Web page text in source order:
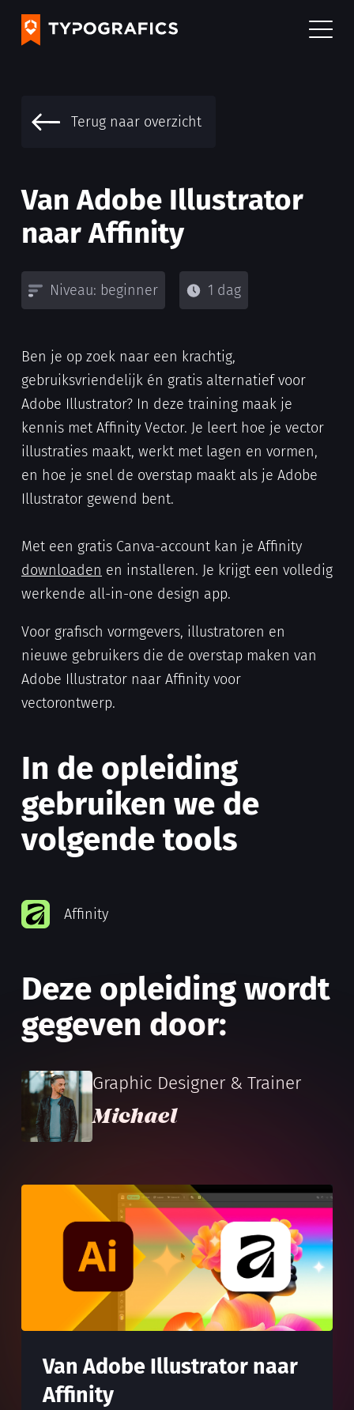
Terug naar overzicht
Van Adobe Illustrator
naar Affinity
Niveau: beginner 1 dag
Ben je op zoek naar een krachtig,
gebruiksvriendelijk én gratis alternatief voor
Adobe Illustrator? In deze training maak je
kennis met Affinity Vector. Je leert hoe je vector
illustraties maakt, werkt met lagen en vormen,
en hoe je snel de overstap maakt als je Adobe
Illustrator gewend bent.
Met een gratis Canva-account kan je Affinity
downloaden en installeren. Je krijgt een volledig
werkende all-in-one design app.
Voor grafisch vormgevers, illustratoren en
nieuwe gebruikers die de overstap maken van
Adobe Illustrator naar Affinity voor
vectorontwerp.
In de opleiding
gebruiken we de
volgende tools
Affinity
Deze opleiding wordt
gegeven door:
Graphic Designer & Trainer
Michael
Van Adobe Illustrator naar
Affinity